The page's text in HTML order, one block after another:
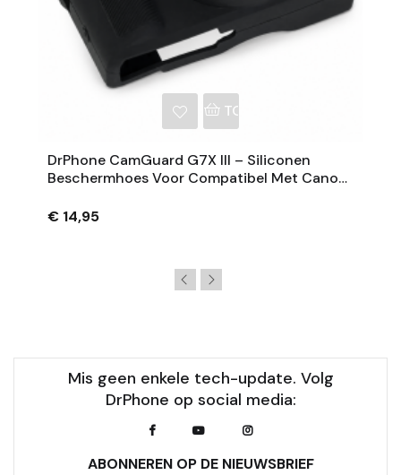
TOEVOEGEN AAN
DrPhone CamGuard G7X III – Siliconen
Beschermhoes Voor Compatibel Met Canon
€ 14,95
Mis geen enkele tech-update. Volg
DrPhone op social media:
ABONNEREN OP DE NIEUWSBRIEF